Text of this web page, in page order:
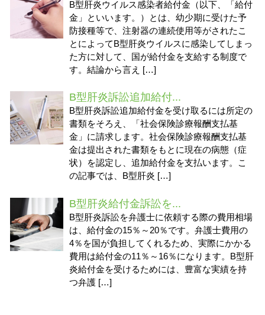
B型肝炎ウイルス感染者給付金（以下、「給付
金」といいます。）とは、幼少期に受けた予
防接種等で、注射器の連続使用等がされたこ
とによってB型肝炎ウイルスに感染してしまっ
た方に対して、国が給付金を支給する制度で
す。結論から言え […]
B型肝炎訴訟追加給付...
B型肝炎訴訟追加給付金を受け取るには所定の
書類をそろえ、「社会保険診療報酬支払基
金」に請求します。社会保険診療報酬支払基
金は提出された書類をもとに現在の病態（症
状）を認定し、追加給付金を支払います。こ
の記事では、B型肝炎 […]
B型肝炎給付金訴訟を...
B型肝炎訴訟を弁護士に依頼する際の費用相場
は、給付金の15％～20％です。弁護士費用の
4％を国が負担してくれるため、実際にかかる
費用は給付金の11％～16％になります。B型肝
炎給付金を受けるためには、豊富な実績を持
つ弁護 […]